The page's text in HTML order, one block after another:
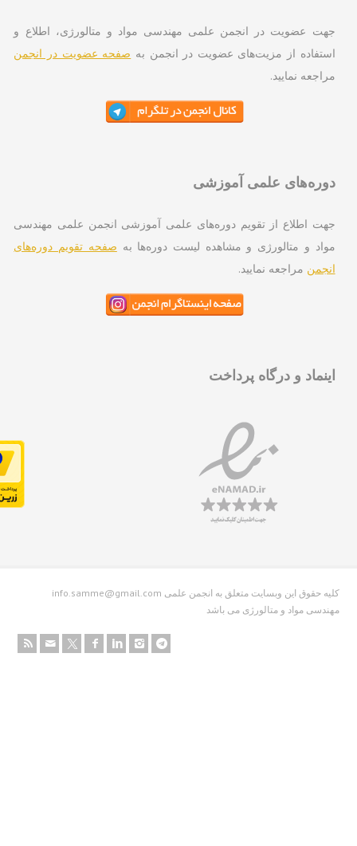
عضویت در انجمن علمی مهندسی مواد و متالورژی، اطلاع و
از مزیت‌های عضویت در انجمن بهصفحه عضویت در انجمن
نمایید.
علمی آموزشی
اطلاع از تقویم دوره‌های علمی آموزشی انجمن علمی مهندسی
و متالورژی و مشاهده لیست دوره‌ها بهصفحه تقویم دوره‌های
مراجعه نمایید.
و درگاه پرداخت
info.samme@gmail.com کلیه حقوق این وبسایت متعلق به انجمن علمی
مواد و متالورژی می باشد